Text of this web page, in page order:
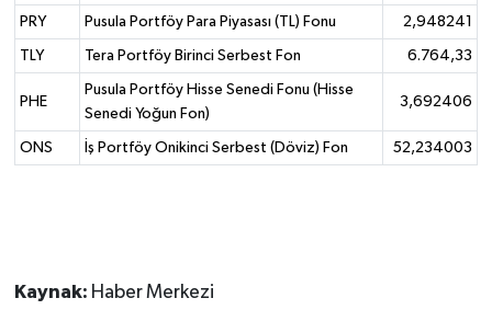
PRY Pusula Portföy Para Piyasası (TL) Fonu 2,948241
TLY Tera Portföy Birinci Serbest Fon 6.764,33
PHE
Pusula Portföy Hisse Senedi Fonu (Hisse
Senedi Yoğun Fon)
3,692406
ONS İş Portföy Onikinci Serbest (Döviz) Fon 52,234003
Kaynak: Haber Merkezi